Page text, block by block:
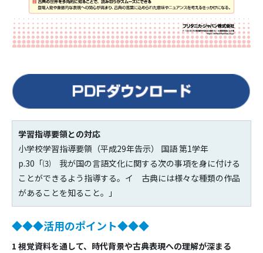
学習指導要領との対応
小学校学習指導要領（平成29年告示） 国語 第1学年
p.30「⑶ 我が国の言語文化に関する次の事項を身に付ける
ことができるよう指導する。イ 古典には様々な種類の作品
があることを知ること。」
◆◆◆活用のポイント◆◆◆
1 視覚資料を通して、時代背景や古典表現への理解が深まる